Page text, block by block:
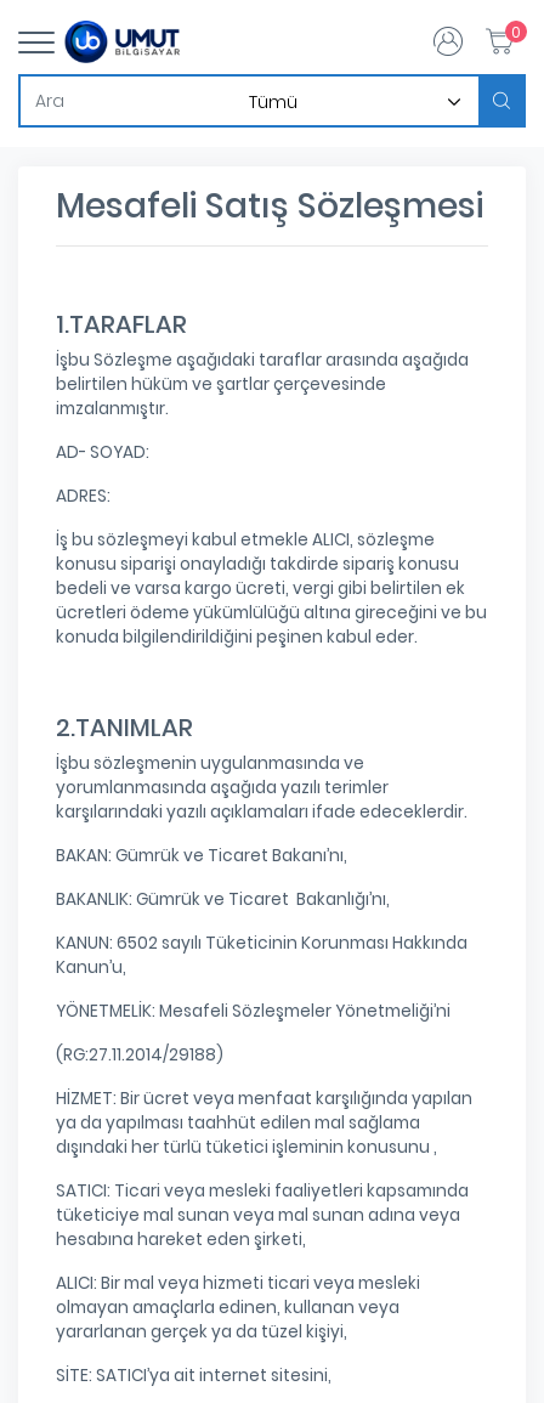
0
Mesafeli Satış Sözleşmesi
1.TARAFLAR
İşbu Sözleşme aşağıdaki taraflar arasında aşağıda
belirtilen hüküm ve şartlar çerçevesinde
imzalanmıştır.
AD- SOYAD:
ADRES:
İş bu sözleşmeyi kabul etmekle ALICI, sözleşme
konusu siparişi onayladığı takdirde sipariş konusu
bedeli ve varsa kargo ücreti, vergi gibi belirtilen ek
ücretleri ödeme yükümlülüğü altına gireceğini ve bu
konuda bilgilendirildiğini peşinen kabul eder.
2.TANIMLAR
İşbu sözleşmenin uygulanmasında ve
yorumlanmasında aşağıda yazılı terimler
karşılarındaki yazılı açıklamaları ifade edeceklerdir.
BAKAN: Gümrük ve Ticaret Bakanı’nı,
BAKANLIK: Gümrük ve Ticaret Bakanlığı’nı,
KANUN: 6502 sayılı Tüketicinin Korunması Hakkında
Kanun’u,
YÖNETMELİK: Mesafeli Sözleşmeler Yönetmeliği’ni
(RG:27.11.2014/29188)
HİZMET: Bir ücret veya menfaat karşılığında yapılan
ya da yapılması taahhüt edilen mal sağlama
dışındaki her türlü tüketici işleminin konusunu ,
SATICI: Ticari veya mesleki faaliyetleri kapsamında
tüketiciye mal sunan veya mal sunan adına veya
hesabına hareket eden şirketi,
ALICI: Bir mal veya hizmeti ticari veya mesleki
olmayan amaçlarla edinen, kullanan veya
yararlanan gerçek ya da tüzel kişiyi,
SİTE: SATICI’ya ait internet sitesini,